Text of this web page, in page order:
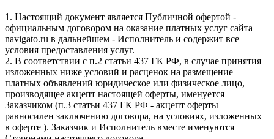
1. Настоящий документ является Публичной офертой -
официальным договором на оказание платных услуг сайта
navigato.ru в дальнейшем - Исполнитель и содержит все
условия предоставления услуг.
2. В соответствии с п.2 статьи 437 ГК РФ, в случае принятия
изложенных ниже условий и расценок на размещение
платных объявлений юридическое или физическое лицо,
производящее акцепт настоящей оферты, именуется
Заказчиком (п.3 статьи 437 ГК РФ - акцепт оферты
равносилен заключению договора, на условиях, изложенных
в оферте ). Заказчик и Исполнитель вместе именуются